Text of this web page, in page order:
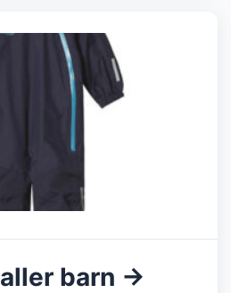
barn →